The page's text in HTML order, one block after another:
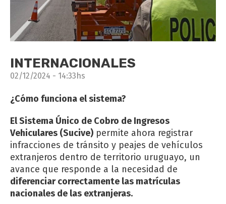
INTERNACIONALES
02/12/2024 - 14:33hs
¿Cómo funciona el sistema?
El Sistema Único de Cobro de Ingresos
Vehiculares (Sucive) permite ahora registrar
infracciones de tránsito y peajes de vehículos
extranjeros dentro de territorio uruguayo, un
avance que responde a la necesidad de
diferenciar correctamente las matrículas
nacionales de las extranjeras.